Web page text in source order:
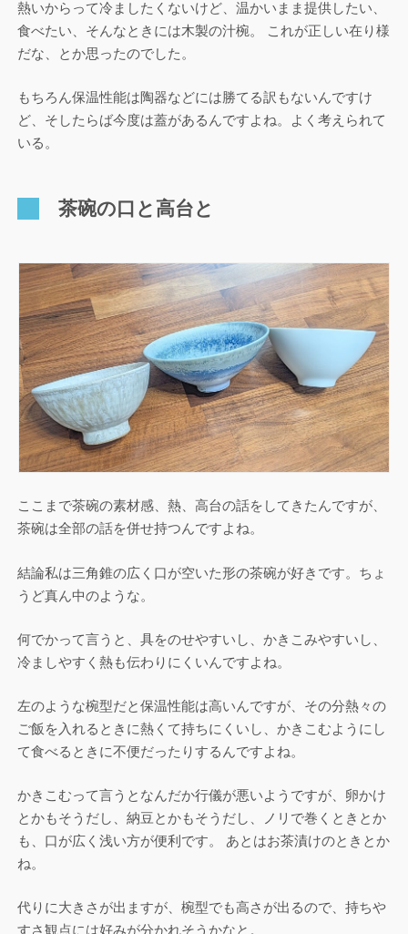
熱いからって冷ましたくないけど、温かいまま提供したい、
食べたい、そんなときには木製の汁椀。 これが正しい在り様
だな、とか思ったのでした。
もちろん保温性能は陶器などには勝てる訳もないんですけ
ど、そしたらば今度は蓋があるんですよね。よく考えられて
いる。
茶碗の口と高台と
ここまで茶碗の素材感、熱、高台の話をしてきたんですが、
茶碗は全部の話を併せ持つんですよね。
結論私は三角錐の広く口が空いた形の茶碗が好きです。ちょ
うど真ん中のような。
何でかって言うと、具をのせやすいし、かきこみやすいし、
冷ましやすく熱も伝わりにくいんですよね。
左のような椀型だと保温性能は高いんですが、その分熱々の
ご飯を入れるときに熱くて持ちにくいし、かきこむようにし
て食べるときに不便だったりするんですよね。
かきこむって言うとなんだか行儀が悪いようですが、卵かけ
とかもそうだし、納豆とかもそうだし、ノリで巻くときとか
も、口が広く浅い方が便利です。 あとはお茶漬けのときとか
ね。
代りに大きさが出ますが、椀型でも高さが出るので、持ちや
すさ観点には好みが分かれそうかなと。